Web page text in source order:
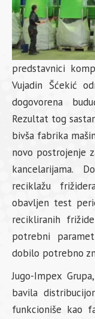
predstavnici
Vujadin Šćekić
dogovorena
Rezultat tog
bivša fabrika
novo postrojenje
kancelarijama.
reciklažu
obavljen test
recikliranih
potrebni
dobilo potrebno
Jugo-Impex
bavila
funkcioniše kao